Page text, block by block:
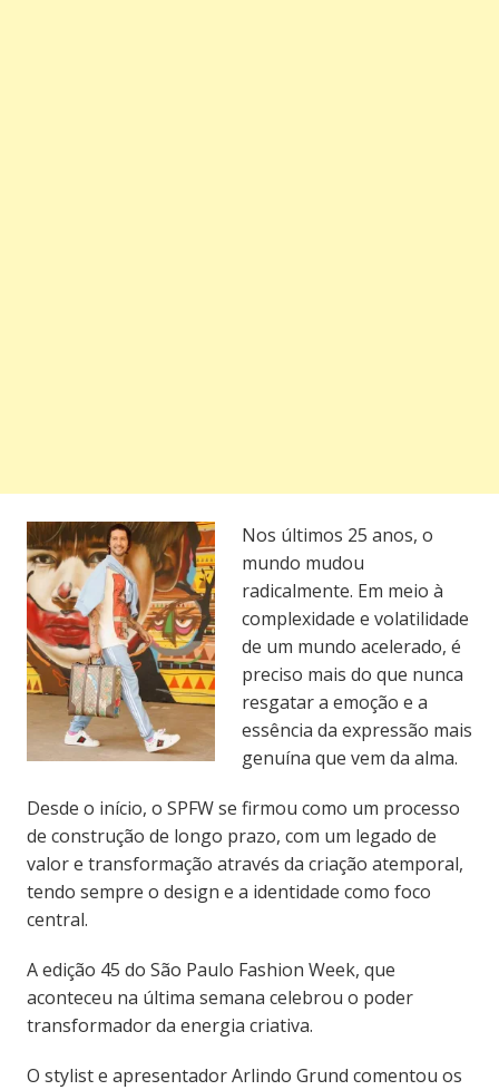
Nos últimos 25 anos, o
mundo mudou
radicalmente. Em meio à
complexidade e volatilidade
de um mundo acelerado, é
preciso mais do que nunca
resgatar a emoção e a
essência da expressão mais
genuína que vem da alma.
Desde o início, o SPFW se firmou como um processo
de construção de longo prazo, com um legado de
valor e transformação através da criação atemporal,
tendo sempre o design e a identidade como foco
central.
A edição 45 do São Paulo Fashion Week, que
aconteceu na última semana celebrou o poder
transformador da energia criativa.
O stylist e apresentador Arlindo Grund comentou os